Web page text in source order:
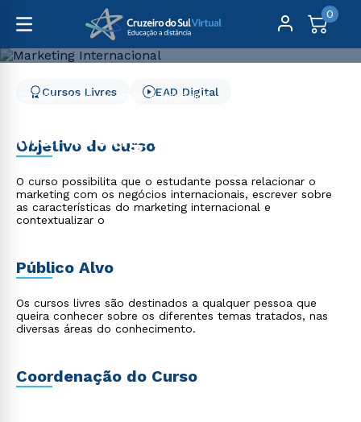
0
Cursos Livres
Gestão e Negócios
Marketing Internacional
Cursos Livres EAD Digital
Objetivo do curso
O curso possibilita que o estudante possa relacionar o
marketing com os negócios internacionais, escrever sobre
as características do marketing internacional e
contextualizar o
Público Alvo
Os cursos livres são destinados a qualquer pessoa que
queira conhecer sobre os diferentes temas tratados, nas
diversas áreas do conhecimento.
Coordenação do Curso